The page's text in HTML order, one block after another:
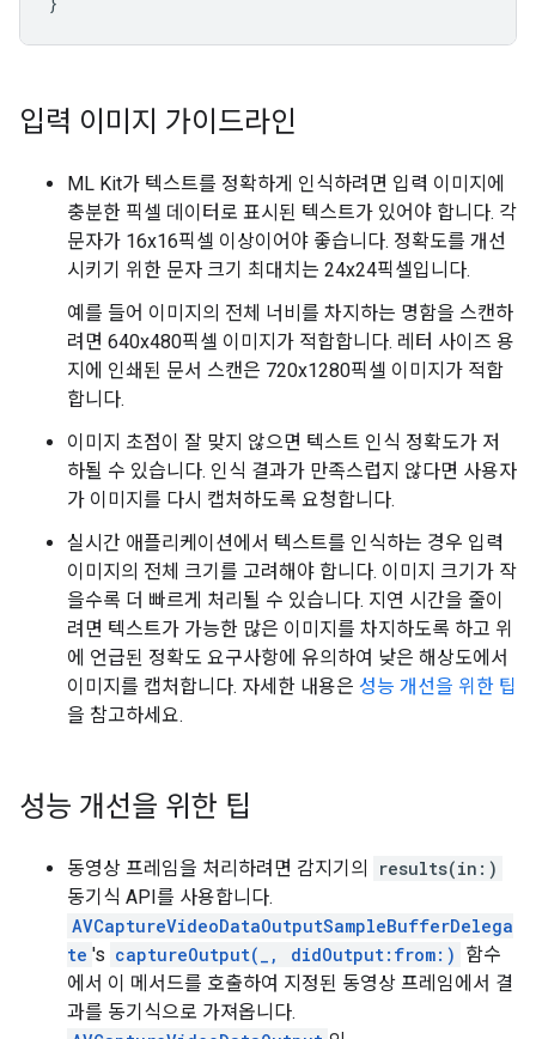
입력 이미지 가이드라인
ML Kit가 텍스트를 정확하게 인식하려면 입력 이미지에
충분한 픽셀 데이터로 표시된 텍스트가 있어야 합니다. 각
문자가 16x16픽셀 이상이어야 좋습니다. 정확도를 개선
시키기 위한 문자 크기 최대치는 24x24픽셀입니다.
예를 들어 이미지의 전체 너비를 차지하는 명함을 스캔하
려면 640x480픽셀 이미지가 적합합니다. 레터 사이즈 용
지에 인쇄된 문서 스캔은 720x1280픽셀 이미지가 적합
합니다.
이미지 초점이 잘 맞지 않으면 텍스트 인식 정확도가 저
하될 수 있습니다. 인식 결과가 만족스럽지 않다면 사용자
가 이미지를 다시 캡처하도록 요청합니다.
실시간 애플리케이션에서 텍스트를 인식하는 경우 입력
이미지의 전체 크기를 고려해야 합니다. 이미지 크기가 작
을수록 더 빠르게 처리될 수 있습니다. 지연 시간을 줄이
려면 텍스트가 가능한 많은 이미지를 차지하도록 하고 위
에 언급된 정확도 요구사항에 유의하여 낮은 해상도에서
이미지를 캡처합니다. 자세한 내용은 성능 개선을 위한 팁
을 참고하세요.
성능 개선을 위한 팁
동영상 프레임을 처리하려면 감지기의
results(in:)
동기식 API를 사용합니다.
AVCaptureVideoDataOutputSampleBufferDelega
te 's captureOutput(_, didOutput:from:) 함수
에서 이 메서드를 호출하여 지정된 동영상 프레임에서 결
과를 동기식으로 가져옵니다.